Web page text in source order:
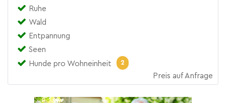
Ruhe
Wald
Entpannung
Seen
Hunde pro Wohneinheit
2
Preis auf Anfrage